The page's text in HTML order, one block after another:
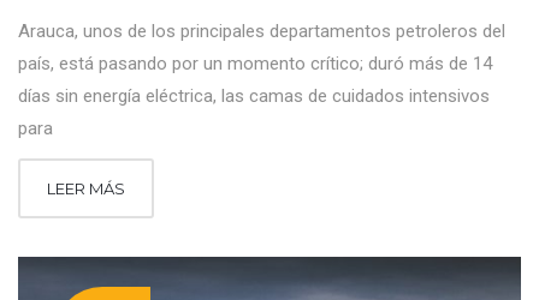
Arauca, unos de los principales departamentos petroleros del
país, está pasando por un momento crítico; duró más de 14
días sin energía eléctrica, las camas de cuidados intensivos
para
LEER MÁS